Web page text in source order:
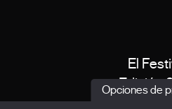
El
Edición
Opciones de